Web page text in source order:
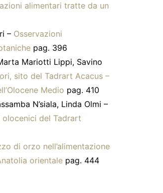
alimentari tratte da un
– Osservazioni
pag. 396
Mariotti Lippi, Savino
sito del Tadrart Acacus –
Medio pag. 410
N’siala, Linda Olmi –
del Tadrart
di orzo nell’alimentazione
orientale pag. 444